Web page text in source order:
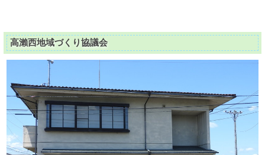
高瀨西地域づくり協議会